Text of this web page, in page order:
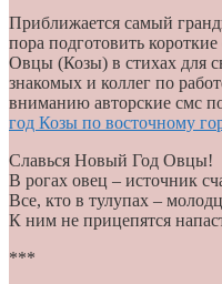
Приближается самый
пора подготовить
Овцы (Козы) в стихах для
знакомых и коллег по
вниманию авторские смс
год Козы по восточному
Славься Новый Год Овцы!
В рогах овец – источник
Все, кто в тулупах –
К ним не прицепятся
***